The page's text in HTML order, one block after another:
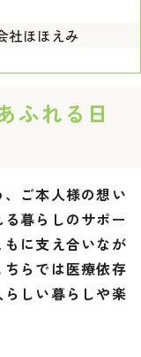
社ほほえみ
ふれる日
ご本人様の想い
暮らしのサポー
に支え合いなが
らでは医療依存
しい暮らしや楽